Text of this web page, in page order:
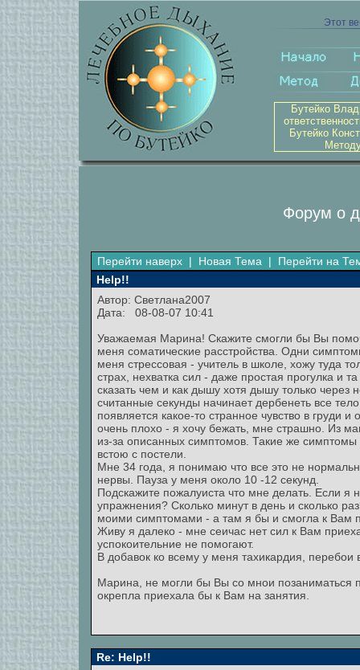
Этот
Бутейко
Бутейко
Форум о
Перейти наверх | Новая Тема | Перейти на
Help!!
Автор: Светлана2007
Дата: 08-08-07 10:41
Уважаемая Марина! Скажите смогли бы Вы
меня соматические расстройства. Одни
меня стрессовая - учитель в школе, хожу туда
страх, нехватка сил - даже простая прогулка и
сказать чем и как дышу хотя дышу только через
считанные секунды начинает дербенеть все
появляется какое-то странное чувство в груди
очень плохо - я хочу бежать, мне страшно. Из
из-за описанных симптомов. Такие же симптомы
встою с постели.
Мне 34 года, я понимаю что все это не
нервы. Пауза у меня около 10 -12 секунд.
Подскажите пожалуиста что мне делать. Если я
упражнения? Сколько минут в день и сколько
моими симптомами - а там я бы и смогла к Вам
Живу я далеко - мне сеичас нет сил к Вам
успокоительние не помогают.
В добавок ко всему у меня тахикардия, перебои
Марина, не могли бы Вы со мнои позаниматься
окрепла приexала бы к Вам на занятия.
Re: Help!!